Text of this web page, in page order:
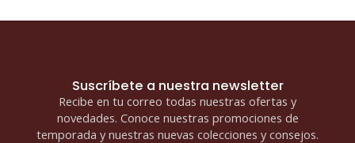
Suscríbete a nuestra newsletter
Recibe en tu correo todas nuestras ofertas y
novedades. Conoce nuestras promociones de
temporada y nuestras nuevas colecciones y consejos.